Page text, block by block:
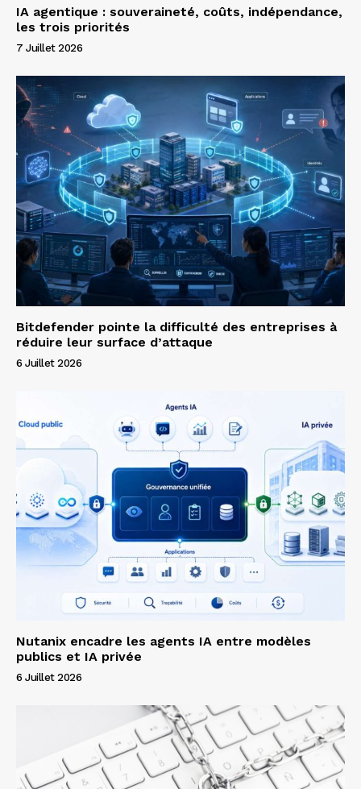
IA agentique : souveraineté, coûts, indépendance,
les trois priorités
7 Juillet 2026
Bitdefender pointe la difficulté des entreprises à
réduire leur surface d’attaque
6 Juillet 2026
Nutanix encadre les agents IA entre modèles
publics et IA privée
6 Juillet 2026